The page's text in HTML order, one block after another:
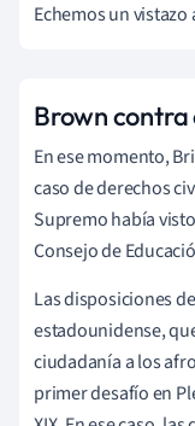
Echemos un
Brown contra
En ese momento,
caso de derechos
Supremo había
Consejo de
Las disposiciones
estadounidense,
ciudadanía a los
primer desafío en